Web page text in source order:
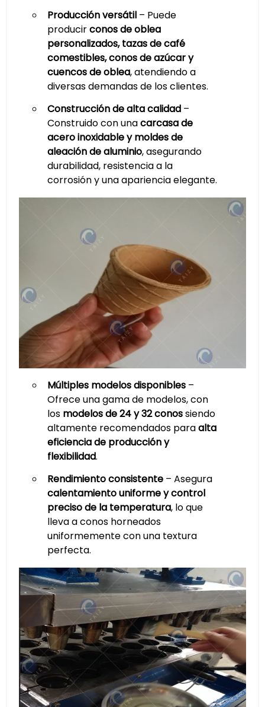
Producción versátil– Puede
producirconos de oblea
personalizados, tazas de café
comestibles, conos de azúcar y
cuencos de oblea, atendiendo a
diversas demandas de los clientes.
Construcción de alta calidad–
Construido con unacarcasa de
acero inoxidable y moldes de
aleación de aluminio, asegurando
durabilidad, resistencia a la
corrosión y una apariencia elegante.
Múltiples modelos disponibles–
Ofrece una gama de modelos, con
los modelos de 24 y 32 conossiendo
altamente recomendados paraalta
eficiencia de producción y
flexibilidad.
Rendimiento consistente– Asegura
calentamiento uniforme y control
preciso de la temperatura, lo que
lleva a conos horneados
uniformemente con una textura
perfecta.